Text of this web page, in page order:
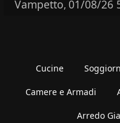
Vampetto, 01/08/26
Cucine
Camere e Armadi
Arredo